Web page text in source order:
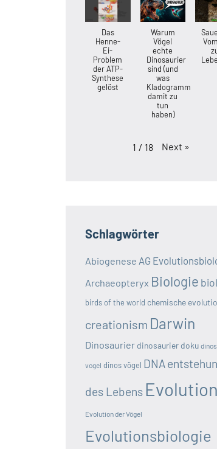
Das
Henne-
Ei-
Problem
der ATP-
Synthese
gelöst
Warum
Vögel
echte
Dinosaurier
sind (und
was
Kladogramme
damit zu
tun
haben)
1 / 18 Next »
Schlagwörter
Abiogenese AG
Archaeopteryx Biologie
birds of the world chemische
creationism Darwin
Dinosaurier dinosaurier doku
vogel dinos vögel DNA
des Lebens Evolution
Evolution der Vögel
Evolutionsbiologie